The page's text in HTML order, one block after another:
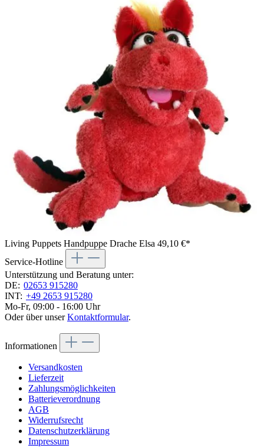
Living Puppets Handpuppe Drache Elsa 49,10 €*
Service-Hotline
Unterstützung und Beratung unter:
DE: 02653 915280
INT: +49 2653 915280
Mo-Fr, 09:00 - 16:00 Uhr
Oder über unserKontaktformular.
Informationen
Versandkosten
Lieferzeit
Zahlungsmöglichkeiten
Batterieverordnung
AGB
Widerrufsrecht
Datenschutzerklärung
Impressum